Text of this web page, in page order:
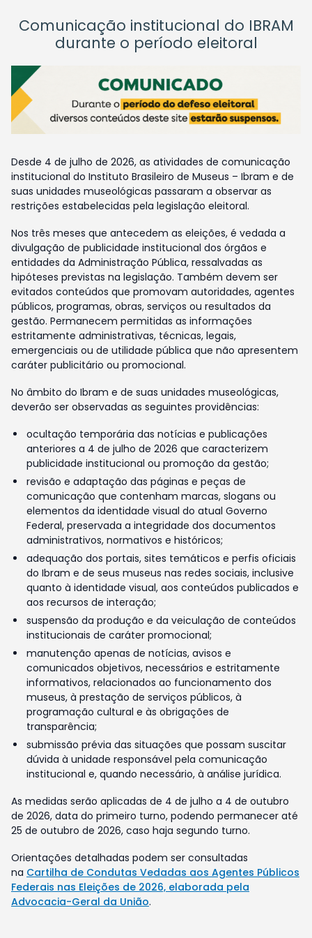
Comunicação institucional do IBRAM
durante o período eleitoral
Desde 4 de julho de 2026, as atividades de comunicação
institucional do Instituto Brasileiro de Museus – Ibram e de
suas unidades museológicas passaram a observar as
restrições estabelecidas pela legislação eleitoral.
Nos três meses que antecedem as eleições, é vedada a
divulgação de publicidade institucional dos órgãos e
entidades da Administração Pública, ressalvadas as
hipóteses previstas na legislação. Também devem ser
evitados conteúdos que promovam autoridades, agentes
públicos, programas, obras, serviços ou resultados da
gestão. Permanecem permitidas as informações
estritamente administrativas, técnicas, legais,
emergenciais ou de utilidade pública que não apresentem
caráter publicitário ou promocional.
No âmbito do Ibram e de suas unidades museológicas,
deverão ser observadas as seguintes providências:
ocultação temporária das notícias e publicações
anteriores a 4 de julho de 2026 que caracterizem
publicidade institucional ou promoção da gestão;
revisão e adaptação das páginas e peças de
comunicação que contenham marcas, slogans ou
elementos da identidade visual do atual Governo
Federal, preservada a integridade dos documentos
administrativos, normativos e históricos;
adequação dos portais, sites temáticos e perfis oficiais
do Ibram e de seus museus nas redes sociais, inclusive
quanto à identidade visual, aos conteúdos publicados e
aos recursos de interação;
suspensão da produção e da veiculação de conteúdos
institucionais de caráter promocional;
manutenção apenas de notícias, avisos e
comunicados objetivos, necessários e estritamente
informativos, relacionados ao funcionamento dos
museus, à prestação de serviços públicos, à
programação cultural e às obrigações de
transparência;
submissão prévia das situações que possam suscitar
dúvida à unidade responsável pela comunicação
institucional e, quando necessário, à análise jurídica.
As medidas serão aplicadas de 4 de julho a 4 de outubro
de 2026, data do primeiro turno, podendo permanecer até
25 de outubro de 2026, caso haja segundo turno.
Orientações detalhadas podem ser consultadas
na Cartilha de Condutas Vedadas aos Agentes Públicos
Federais nas Eleições de 2026, elaborada pela
Advocacia-Geral da União.